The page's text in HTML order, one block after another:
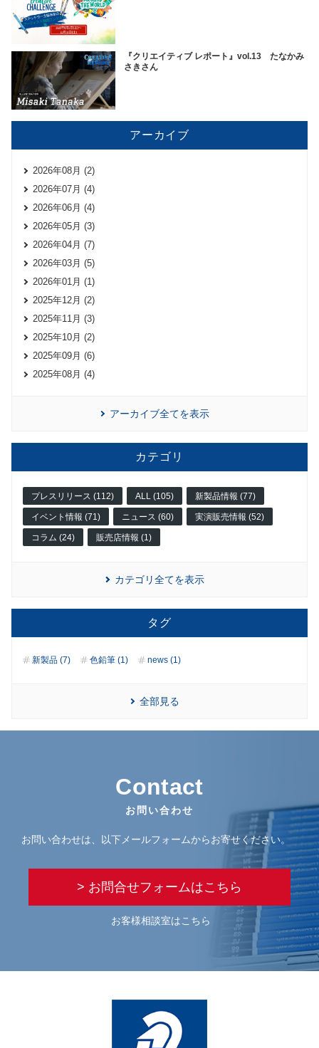
『クリエイティブ レポート』vol.13 たなかみ
さきさん
アーカイブ
2026年08月 (2)
2026年07月 (4)
2026年06月 (4)
2026年05月 (3)
2026年04月 (7)
2026年03月 (5)
2026年01月 (1)
2025年12月 (2)
2025年11月 (3)
2025年10月 (2)
2025年09月 (6)
2025年08月 (4)
アーカイブ全てを表示
カテゴリ
プレスリリース (112) ALL (105) 新製品情報 (77)
イベント情報 (71) ニュース (60) 実演販売情報 (52)
コラム (24) 販売店情報 (1)
カテゴリ全てを表示
タグ
新製品 (7) 色鉛筆 (1) news (1)
全部見る
Contact
お問い合わせ
お問い合わせは、以下メールフォームからお寄せください。
> お問合せフォームはこちら
お客様相談室はこちら